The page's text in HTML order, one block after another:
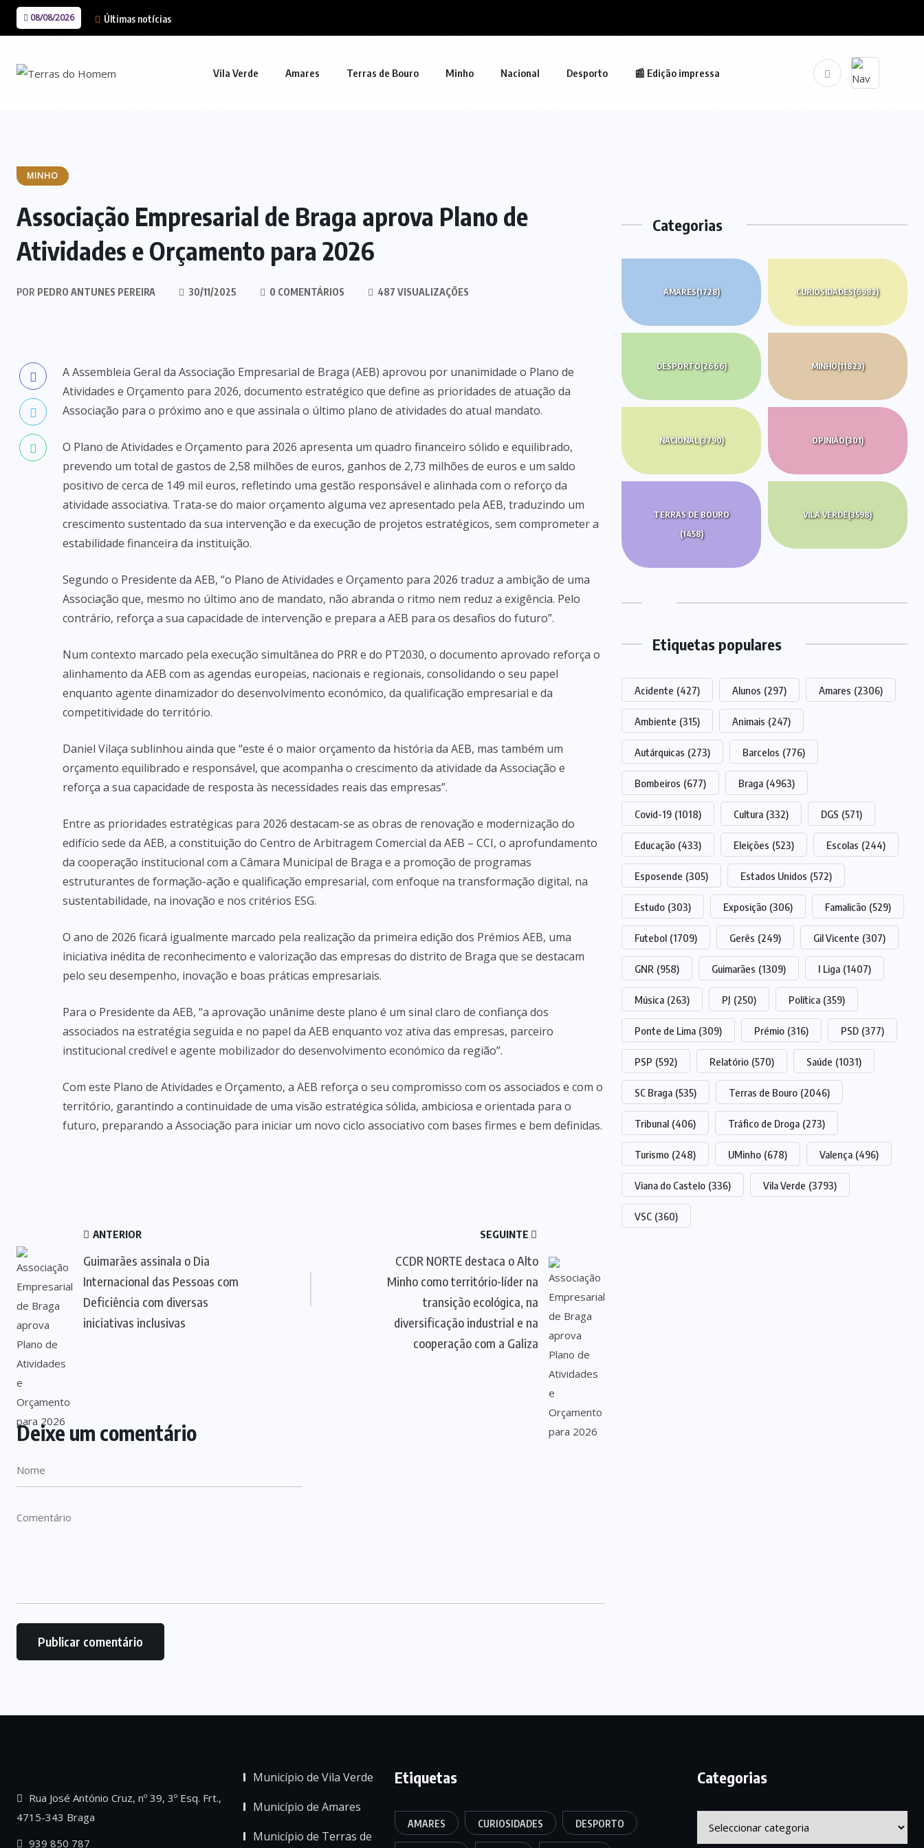
08/08/2026 Últimas notícias
Vila Verde Amares Terras de Bouro Minho Nacional Desporto 📰 Edição impressa
MINHO
Associação Empresarial de Braga aprova Plano de
Atividades e Orçamento para 2026
POR PEDRO ANTUNES PEREIRA 30/11/2025 0 COMENTÁRIOS 487 VISUALIZAÇÕES
A Assembleia Geral da Associação Empresarial de Braga (AEB) aprovou por unanimidade o Plano de
Atividades e Orçamento para 2026, documento estratégico que define as prioridades de atuação da
Associação para o próximo ano e que assinala o último plano de atividades do atual mandato.
O Plano de Atividades e Orçamento para 2026 apresenta um quadro financeiro sólido e equilibrado,
prevendo um total de gastos de 2,58 milhões de euros, ganhos de 2,73 milhões de euros e um saldo
positivo de cerca de 149 mil euros, refletindo uma gestão responsável e alinhada com o reforço da
atividade associativa. Trata-se do maior orçamento alguma vez apresentado pela AEB, traduzindo um
crescimento sustentado da sua intervenção e da execução de projetos estratégicos, sem comprometer a
estabilidade financeira da instituição.
Segundo o Presidente da AEB, “o Plano de Atividades e Orçamento para 2026 traduz a ambição de uma
Associação que, mesmo no último ano de mandato, não abranda o ritmo nem reduz a exigência. Pelo
contrário, reforça a sua capacidade de intervenção e prepara a AEB para os desafios do futuro”.
Num contexto marcado pela execução simultânea do PRR e do PT2030, o documento aprovado reforça o
alinhamento da AEB com as agendas europeias, nacionais e regionais, consolidando o seu papel
enquanto agente dinamizador do desenvolvimento económico, da qualificação empresarial e da
competitividade do território.
Daniel Vilaça sublinhou ainda que “este é o maior orçamento da história da AEB, mas também um
orçamento equilibrado e responsável, que acompanha o crescimento da atividade da Associação e
reforça a sua capacidade de resposta às necessidades reais das empresas”.
Entre as prioridades estratégicas para 2026 destacam-se as obras de renovação e modernização do
edifício sede da AEB, a constituição do Centro de Arbitragem Comercial da AEB – CCI, o aprofundamento
da cooperação institucional com a Câmara Municipal de Braga e a promoção de programas
estruturantes de formação-ação e qualificação empresarial, com enfoque na transformação digital, na
sustentabilidade, na inovação e nos critérios ESG.
O ano de 2026 ficará igualmente marcado pela realização da primeira edição dos Prémios AEB, uma
iniciativa inédita de reconhecimento e valorização das empresas do distrito de Braga que se destacam
pelo seu desempenho, inovação e boas práticas empresariais.
Para o Presidente da AEB, “a aprovação unânime deste plano é um sinal claro de confiança dos
associados na estratégia seguida e no papel da AEB enquanto voz ativa das empresas, parceiro
institucional credível e agente mobilizador do desenvolvimento económico da região”.
Com este Plano de Atividades e Orçamento, a AEB reforça o seu compromisso com os associados e com o
território, garantindo a continuidade de uma visão estratégica sólida, ambiciosa e orientada para o
futuro, preparando a Associação para iniciar um novo ciclo associativo com bases firmes e bem definidas.
ANTERIOR
Guimarães assinala o Dia
Internacional das Pessoas com
Deficiência com diversas
iniciativas inclusivas
SEGUINTE
CCDR NORTE destaca o Alto
Minho como território-líder na
transição ecológica, na
diversificação industrial e na
cooperação com a Galiza
Deixe um comentário
Categorias
AMARES(1728) CURIOSIDADES(6982)
DESPORTO(2666) MINHO(11823)
NACIONAL(3790) OPINIÃO(301)
TERRAS DE BOURO
(1458)
VILA VERDE(3598)
Etiquetas populares
Acidente (427) Alunos (297) Amares (2306)
Ambiente (315) Animais (247)
Autárquicas (273) Barcelos (776)
Bombeiros (677) Braga (4963)
Covid-19 (1018) Cultura (332) DGS (571)
Educação (433) Eleições (523) Escolas (244)
Esposende (305) Estados Unidos (572)
Estudo (303) Exposição (306) Famalicão (529)
Futebol (1709) Gerês (249) Gil Vicente (307)
GNR (958) Guimarães (1309) I Liga (1407)
Música (263) PJ (250) Política (359)
Ponte de Lima (309) Prémio (316) PSD (377)
PSP (592) Relatório (570) Saúde (1031)
SC Braga (535) Terras de Bouro (2046)
Tribunal (406) Tráfico de Droga (273)
Turismo (248) UMinho (678) Valença (496)
Viana do Castelo (336) Vila Verde (3793)
VSC (360)
Rua José António Cruz, nº 39, 3º Esq. Frt.,
4715-343 Braga
939 850 787
Município de Vila Verde
Município de Amares
Município de Terras de
Etiquetas
AMARES CURIOSIDADES DESPORTO
Categorias